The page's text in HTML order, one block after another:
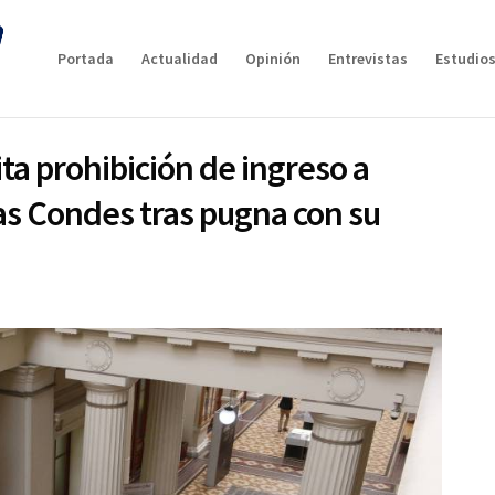
Portada Actualidad Opinión Entrevistas
prohibición de ingreso a
Condes tras pugna con su